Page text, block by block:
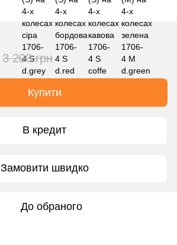
3 200 грн
Купити
В кредит
Замовити швидко
До обраного